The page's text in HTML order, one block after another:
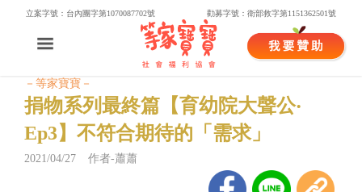
立案字號：台內團字第1070087702號 勸募字號：衛部救字第1151362501號
－等家寶寶－
捐物系列最終篇【育幼院大聲公‧
Ep3】不符合期待的「需求」
2021/04/27 作者-蕭蕭